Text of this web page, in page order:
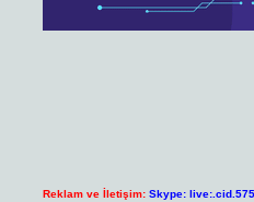
Reklam ve İletişim: Skype: